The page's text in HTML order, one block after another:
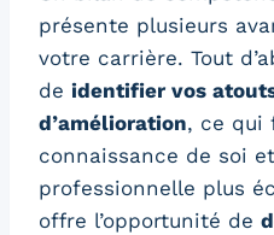
présente plusieurs
votre carrière. Tout
de identifier vos
d’amélioration, ce qui
connaissance de soi
professionnelle plus
offre l’opportunité de